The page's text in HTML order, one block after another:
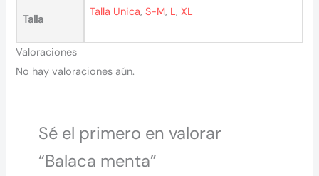
Talla
Talla Unica, S-M, L, XL
Valoraciones
No hay valoraciones aún.
Sé el primero en valorar
“Balaca menta”